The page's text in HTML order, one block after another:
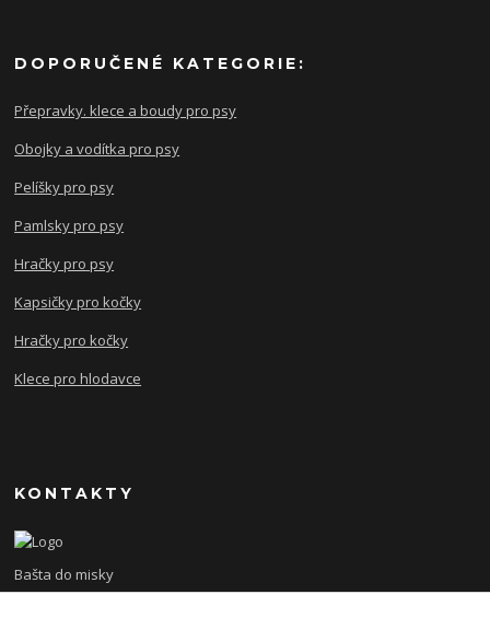
DOPORUČENÉ KATEGORIE:
Přepravky. klece a boudy pro psy
Obojky a vodítka pro psy
Pelíšky pro psy
Pamlsky pro psy
Hračky pro psy
Kapsičky pro kočky
Hračky pro kočky
Klece pro hlodavce
KONTAKTY
Bašta do misky